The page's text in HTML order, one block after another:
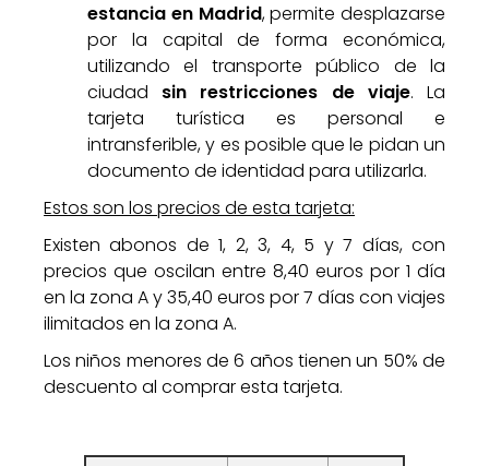
estancia en Madrid, permite desplazarse
por la capital de forma económica,
utilizando el transporte público de la
ciudad sin restricciones de viaje. La
tarjeta turística es personal e
intransferible, y es posible que le pidan un
documento de identidad para utilizarla.
Estos son los precios de esta tarjeta:
Existen abonos de 1, 2, 3, 4, 5 y 7 días, con
precios que oscilan entre 8,40 euros por 1 día
en la zona A y 35,40 euros por 7 días con viajes
ilimitados en la zona A.
Los niños menores de 6 años tienen un 50% de
descuento al comprar esta tarjeta.